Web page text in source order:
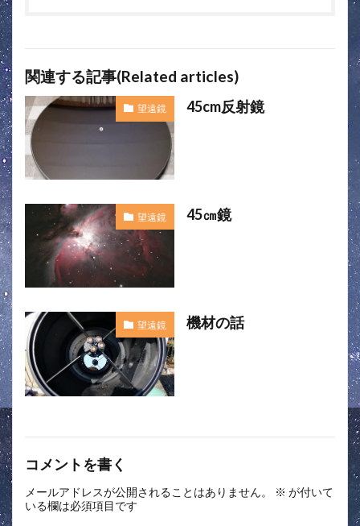
関連する記事(Related articles)
望遠鏡 45cm反射鏡
望遠鏡 45㎝鏡
望遠鏡 機材の話
コメントを書く
メールアドレスが公開されることはありません。 ※ が付いて
いる欄は必須項目です